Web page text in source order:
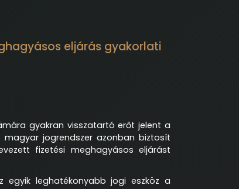
eljárás gyakorlati
gyakran visszatartó erőt jelent a
jogrendszer azonban biztosít
fizetési meghagyásos eljárást
egyik leghatékonyabb jogi eszköz a